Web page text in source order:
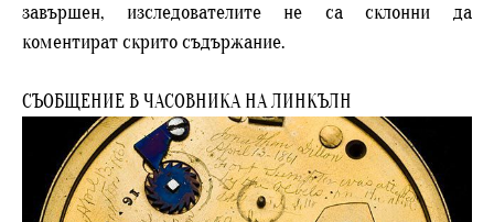
завършен, изследователите не са склонни да
коментират скрито съдържание.
СЪОБЩЕНИЕ В ЧАСОВНИКА НА ЛИНКЪЛН